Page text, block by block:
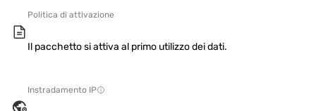
Politica di attivazione
Il pacchetto si attiva al primo utilizzo dei dati.
Instradamento IP